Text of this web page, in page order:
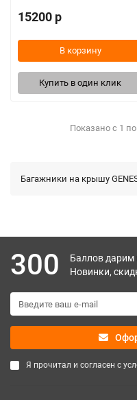
15200 р
В корзину
Купить в один клик
Показано с 1
Багажники на крышу
300
Баллов дарим
Новинки,
Я прочитал и согласен с